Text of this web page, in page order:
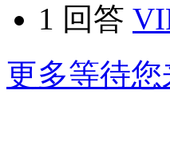
1 回答
更多等待